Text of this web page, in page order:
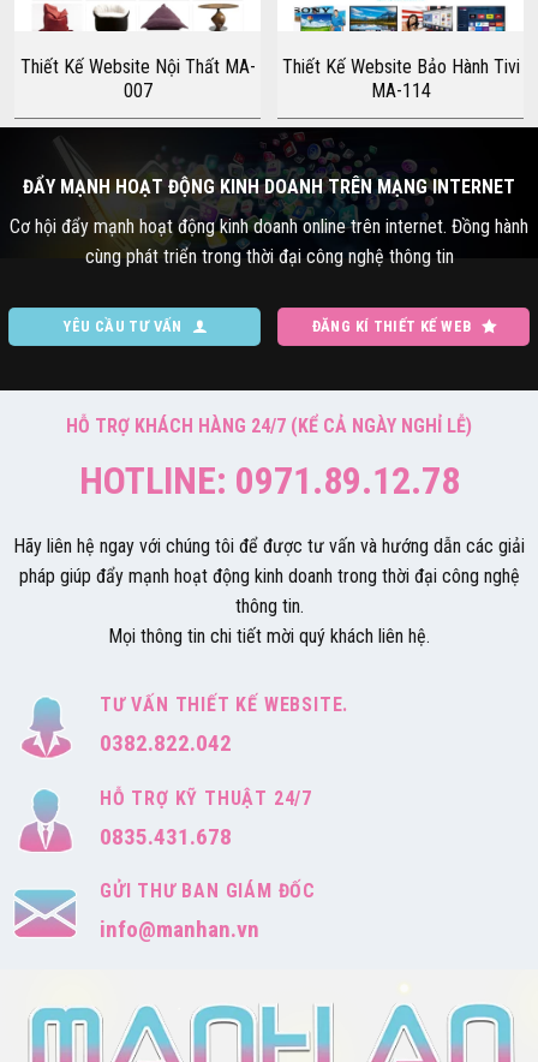
Thiết Kế Website Nội Thất MA-
007
Thiết Kế Website Bảo Hành Tivi
MA-114
ĐẨY MẠNH HOẠT ĐỘNG KINH DOANH TRÊN MẠNG INTERNET
Cơ hội đẩy mạnh hoạt động kinh doanh online trên internet. Đồng hành
cùng phát triển trong thời đại công nghệ thông tin
YÊU CẦU TƯ VẤN ĐĂNG KÍ THIẾT KẾ WEB
HỖ TRỢ KHÁCH HÀNG 24/7 (KỂ CẢ NGÀY NGHỈ LỄ)
HOTLINE: 0971.89.12.78
Hãy liên hệ ngay với chúng tôi để được tư vấn và hướng dẫn các giải
pháp giúp đẩy mạnh hoạt động kinh doanh trong thời đại công nghệ
thông tin.
Mọi thông tin chi tiết mời quý khách liên hệ.
TƯ VẤN THIẾT KẾ WEBSITE.
0382.822.042
HỖ TRỢ KỸ THUẬT 24/7
0835.431.678
GỬI THƯ BAN GIÁM ĐỐC
info@manhan.vn